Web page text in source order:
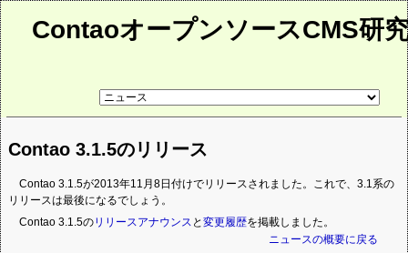
ContaoオープンソースCMS研
リ
ペ
ー
Contao 3.1.5のリリース
Contao 3.1.5が2013年11月8日付けでリリースされました。これで、3.1系の
リリースは最後になるでしょう。
Contao 3.1.5のリリースアナウンス と変更履歴を掲載しました。
ニュースの概要に戻る